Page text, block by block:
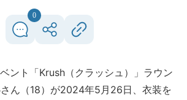
0
ント「Krush（クラッシュ）」ラウン
さん（18）が2024年5月26日、衣装を